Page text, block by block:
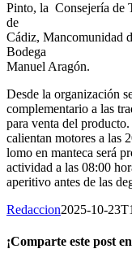
Pinto, la Consejería de
de
Cádiz, Mancomunidad
Bodega
Manuel Aragón.
Desde la organización
complementario a las
para venta del
calientan motores a las
lomo en manteca será
actividad a las 08:00
aperitivo antes de las
Redaccion2025-10-
¡Comparte este post